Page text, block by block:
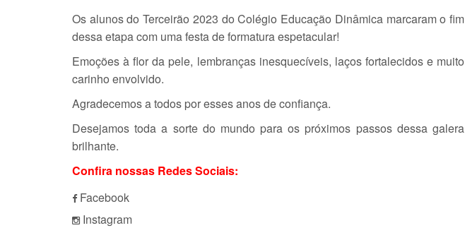
Os alunos do Terceirão 2023 do Colégio Educação Dinâmica marcaram o fim
dessa etapa com uma festa de formatura espetacular!
Emoções à flor da pele, lembranças inesquecíveis, laços fortalecidos e muito
carinho envolvido.
Agradecemos a todos por esses anos de confiança.
Desejamos toda a sorte do mundo para os próximos passos dessa galera
brilhante.
Confira nossas Redes Sociais:
Facebook
Instagram